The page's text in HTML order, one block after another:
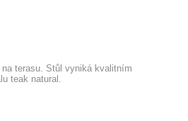
terasu. Stůl vyniká kvalitním
teak natural.